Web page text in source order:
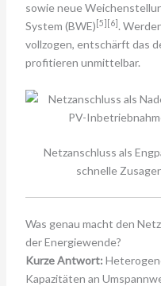
sowie neue
System (BWE) [5][6] .
vollzogen, entschärft das
profitieren unmittelbar.
Netzanschluss als
schnelle
Was genau macht den
der Energiewende?
Kurze Antwort:
Kapazitäten an